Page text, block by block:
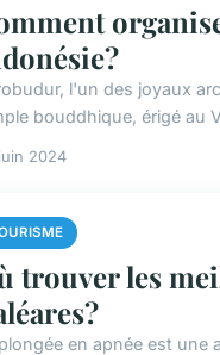
l'un des joyaux
bouddhique, érigé au
2024
trouver les
en apnée est